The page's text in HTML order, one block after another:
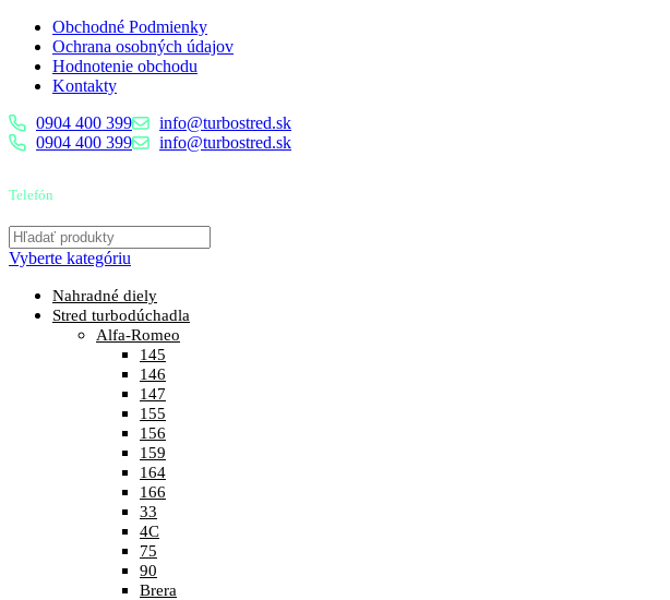
Obchodné Podmienky
Ochrana osobných údajov
Hodnotenie obchodu
Kontakty
0904 400 399
info@turbostred.sk
0904 400 399
info@turbostred.sk
Telefón
Vyberte kategóriu
Nahradné diely
Stred turbodúchadla
Alfa-Romeo
145
146
147
155
156
159
164
166
33
4C
75
90
Brera